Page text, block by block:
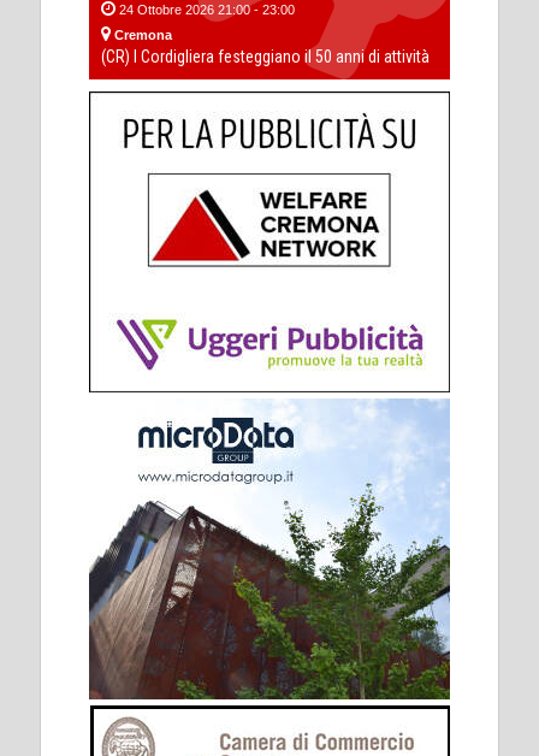
24 Ottobre 2026 21:00 - 23:00
Cremona
(CR) I Cordigliera festeggiano il 50 anni di attività